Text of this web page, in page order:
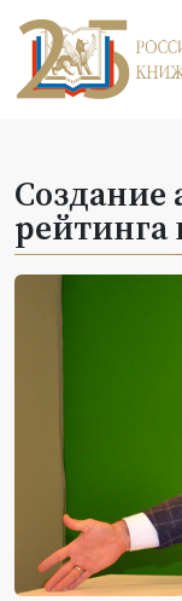
Создание